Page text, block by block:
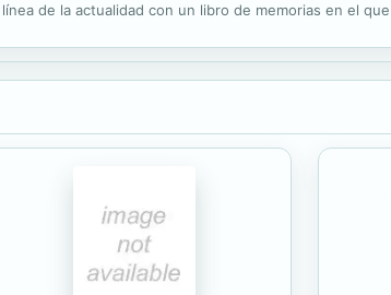
de la actualidad con un libro de memorias en el